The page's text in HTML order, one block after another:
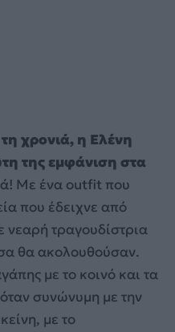
χρονιά, η Ελένη
της εμφάνιση στα
Με ένα outfit που
που έδειχνε από
νεαρή τραγουδίστρια
θα ακολουθούσαν.
με το κοινό και τα
συνώνυμη με την
με το